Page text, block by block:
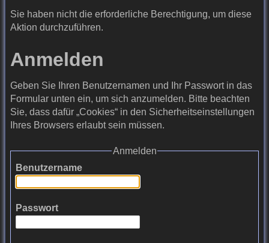
Sie haben nicht die erforderliche Berechtigung, um diese
Aktion durchzuführen.
Anmelden
Geben Sie Ihren Benutzernamen und Ihr Passwort in das
Formular unten ein, um sich anzumelden. Bitte beachten
Sie, dass dafür „Cookies“ in den Sicherheitseinstellungen
Ihres Browsers erlaubt sein müssen.
Anmelden
Benutzername
Passwort